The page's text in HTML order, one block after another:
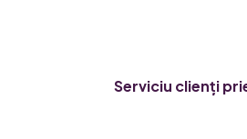
Serviciu clienți